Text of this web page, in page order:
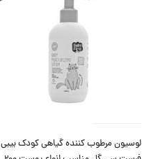
لوسیون مرطوب کننده گیاهی کودک بیبی